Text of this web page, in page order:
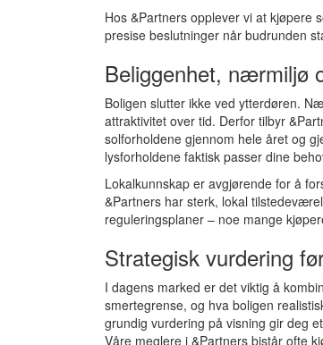
Hos &Partners opplever vi at kjøpere
presise beslutninger når budrunden
Beliggenhet, nærmiljø
Boligen slutter ikke ved ytterdøren.
attraktivitet over tid. Derfor tilbyr
solforholdene gjennom hele året og
lysforholdene faktisk passer dine
Lokalkunnskap er avgjørende for å
&Partners har sterk, lokal
reguleringsplaner – noe mange
Strategisk vurdering
I dagens marked er det viktig å
smertegrense, og hva boligen
grundig vurdering på visning gir deg
Våre meglere i &Partners bistår ofte